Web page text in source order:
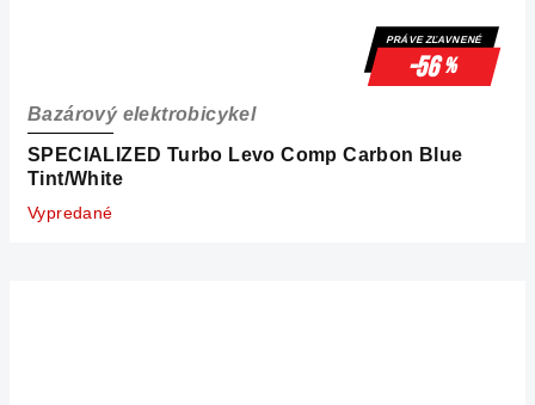
PRÁVE ZĽAVNENÉ
-56%
SPECIALIZED Turbo Levo Comp Carbon Blue
Tint/White
Bazárový elektrobicykel
Vypredané